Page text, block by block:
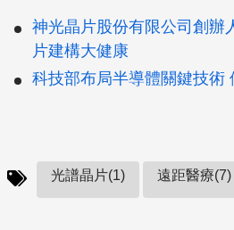
神光晶片股份有限公司創辦
片建構大健康
科技部布局半導體關鍵技術
光譜晶片(1) 遠距醫療(7)